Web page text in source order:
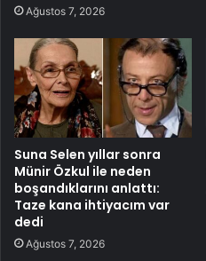
Ağustos 7, 2026
Suna Selen yıllar sonra
Münir Özkul ile neden
boşandıklarını anlattı:
Taze kana ihtiyacım var
dedi
Ağustos 7, 2026